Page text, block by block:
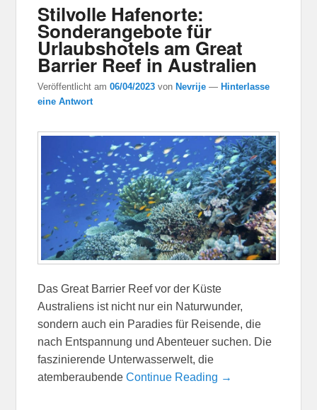
Stilvolle Hafenorte:
Sonderangebote für
Urlaubshotels am Great
Barrier Reef in Australien
Veröffentlicht am06/04/2023 von Nevrije — Hinterlasse
eine Antwort
Das Great Barrier Reef vor der Küste
Australiens ist nicht nur ein Naturwunder,
sondern auch ein Paradies für Reisende, die
nach Entspannung und Abenteuer suchen. Die
faszinierende Unterwasserwelt, die
atemberaubendeContinue Reading →